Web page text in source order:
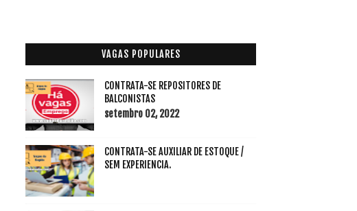
VAGAS POPULARES
CONTRATA-SE REPOSITORES DE
BALCONISTAS
setembro 02, 2022
CONTRATA-SE AUXILIAR DE ESTOQUE /
SEM EXPERIENCIA.